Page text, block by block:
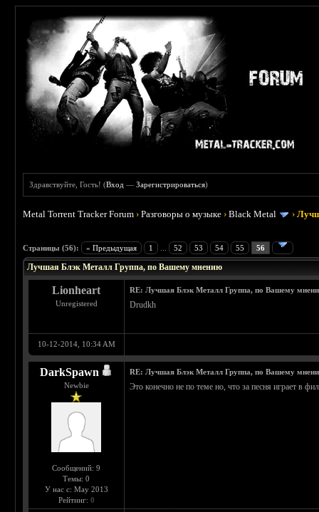
Здравствуйте, Гость! (Вход —Зарегистрироваться)
Metal Torrent Tracker Forum ›Разговоры о музыке ›Black Metal ›
Страницы (56): « Предыдущая 1 52 53 54 55 56
Лучшая Блэк Металл Группа, по Вашему мнению
Lionheart
Unregistered
RE: Лучшая Блэк Металл Группа, по Вашему
Drudkh
10-12-2014, 10:34 AM
DarkSpawn
Newbie
Сообщений: 9
Темы: 0
У нас с: May 2013
Рейтинг: 0
RE: Лучшая Блэк Металл Группа, по Вашему
Это конечно не по теме но, что за песня играет в